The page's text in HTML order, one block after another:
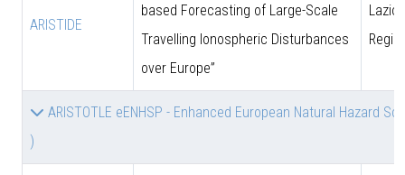
ARISTIDE
based Forecasting of Large-Scale
Travelling Ionospheric Disturbances
over Europe”
Lazio
ARISTOTLE eENHSP - Enhanced European Natural Hazard
)